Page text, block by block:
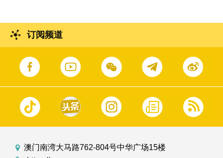
订阅频道
澳门南湾大马路762-804号中华广场15楼